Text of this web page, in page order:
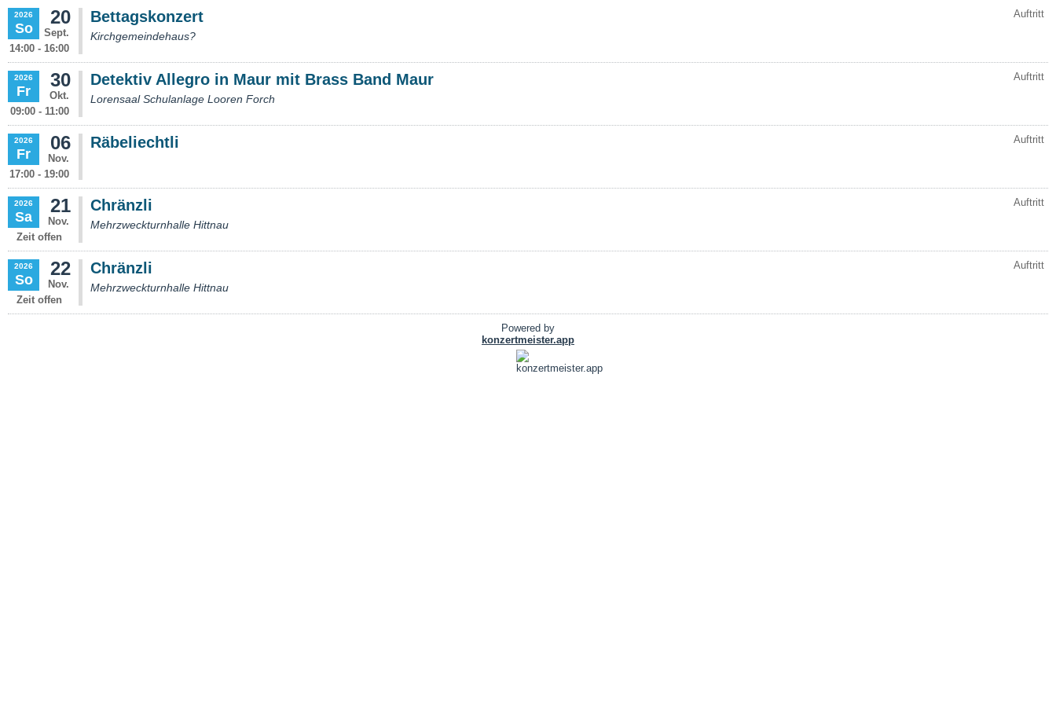
2026
So
20
Sept.
14:00 - 16:00
Bettagskonzert Auftritt
Kirchgemeindehaus?
2026
Fr
30
Okt.
09:00 - 11:00
Detektiv Allegro in Maur mit Brass Band Maur Auftritt
Lorensaal Schulanlage Looren Forch
2026
Fr
06
Nov.
17:00 - 19:00
Räbeliechtli Auftritt
2026
Sa
21
Nov.
Zeit offen
Chränzli Auftritt
Mehrzweckturnhalle Hittnau
2026
So
22
Nov.
Zeit offen
Chränzli Auftritt
Mehrzweckturnhalle Hittnau
Powered by
konzertmeister.app